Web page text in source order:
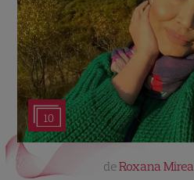
10
deRoxana Mirea